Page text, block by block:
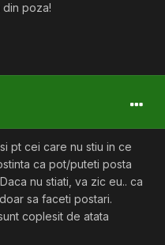
din poza!
pt cei care nu stiu in ce
ca pot/puteti posta
nu stiati, va zic eu.. ca
sa faceti postari.
coplesit de atata